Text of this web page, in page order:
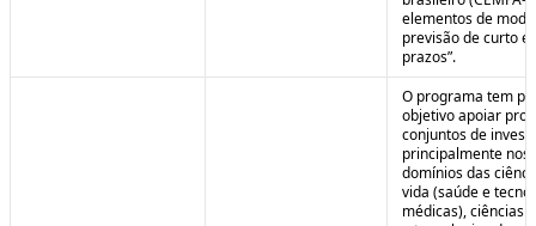
elementos de
previsão de curto e
prazos”.
O programa tem
objetivo apoiar
conjuntos de
principalmente nos
domínios das
vida (saúde e
médicas), ciências